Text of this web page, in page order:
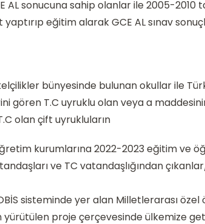
AL sonucuna sahip olanlar ile 2005-2010
yaptırıp eğitim alarak GCE AL sınav
bünyesinde bulunan okullar ile
gören T.C uyruklu olan veya a
olan çift uyrukluların
kurumlarına 2022-2023 eğitim ve
ve TC vatandaşlığından
sisteminde yer alan Milletlerarası
yürütülen proje çerçevesinde ülkemize